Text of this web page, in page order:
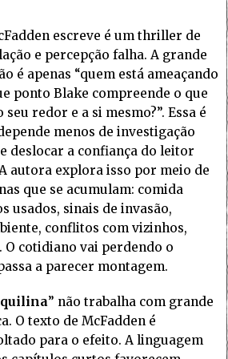
escreve é um thriller de
e percepção falha. A grande
é apenas “quem está ameaçando
ponto Blake compreende o que
redor e a si mesmo?”. Essa é
menos de investigação
deslocar a confiança do leitor
autora explora isso por meio de
que se acumulam: comida
usados, sinais de invasão,
conflitos com vizinhos,
O cotidiano vai perdendo o
a parecer montagem.
” não trabalha com grande
O texto de McFadden é
para o efeito. A linguagem